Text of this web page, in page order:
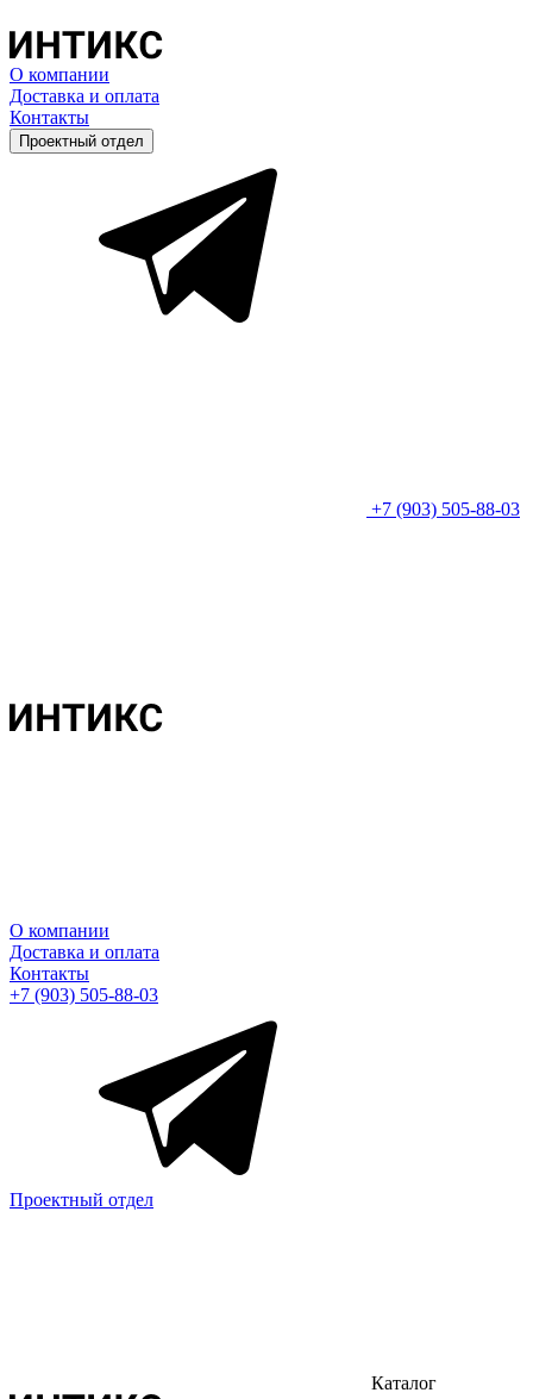
О компании
Доставка и оплата
Контакты
Проектный отдел
+7 (903) 505-88-03
О компании
Доставка и оплата
Контакты
+7 (903) 505-88-03
Проектный отдел
Каталог